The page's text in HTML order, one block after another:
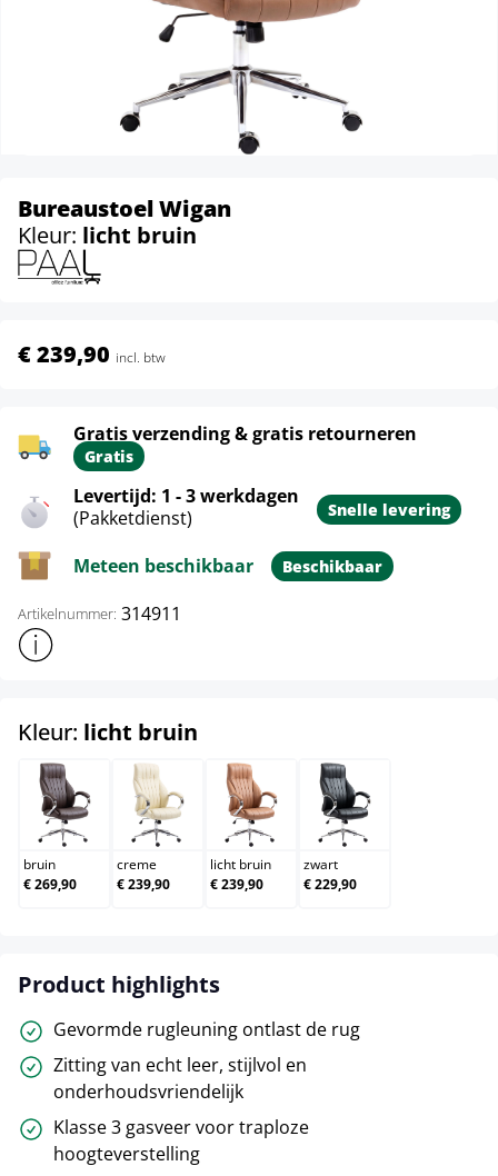
Bureaustoel Wigan
Kleur: licht bruin
€ 239,90 incl. btw
Gratis verzending & gratis retourneren
Gratis
Levertijd: 1 - 3 werkdagen
(Pakketdienst)
Snelle levering
Meteen beschikbaar Beschikbaar
Artikelnummer: 314911
Toon meer productinformatie
Kleur: licht bruin
bruin
bruin
€ 269,90
creme
creme
€ 239,90
licht bruin
licht bruin
€ 239,90
zwart
zwart
€ 229,90
Product highlights
Gevormde rugleuning ontlast de rug
Zitting van echt leer, stijlvol en
onderhoudsvriendelijk
Klasse 3 gasveer voor traploze
hoogteverstelling